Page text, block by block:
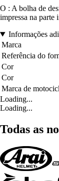
O : A bolha de
impressa na
Informações
Marca
Referência do
Cor
Cor
Marca de
Loading...
Loading...
Todas as